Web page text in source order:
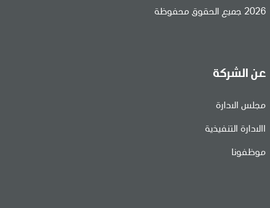
2026 جميع الحقوق محفوظة
عن الشركة
مجلس الادارة
االادارة التنفيذية
موظفونا